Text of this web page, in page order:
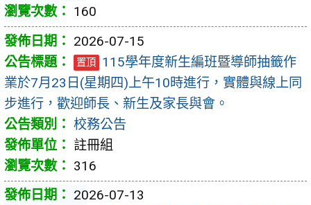
160
2026-07-15
置頂 115學年度新生編班暨導師抽籤作
業於7月23日(星期四)上午10時進行，實體與線上同
步進行，歡迎師長、新生及家長與會。
校務公告
註冊組
316
2026-07-13